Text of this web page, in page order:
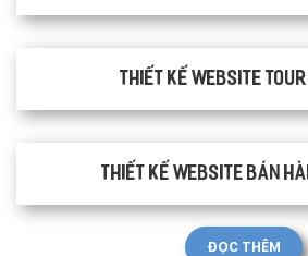
Thiết kế website
Thiết kế website bán
ĐỌC THÊM